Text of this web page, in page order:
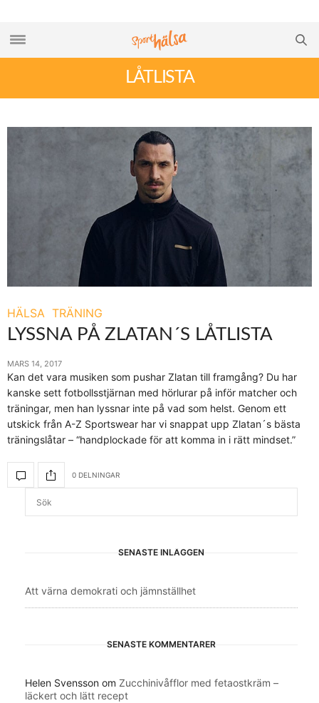
LÅTLISTA
HÄLSA TRÄNING
LYSSNA PÅ ZLATAN´S LÅTLISTA
MARS 14, 2017
Kan det vara musiken som pushar Zlatan till framgång? Du har
kanske sett fotbollsstjärnan med hörlurar på inför matcher och
träningar, men han lyssnar inte på vad som helst. Genom ett
utskick från A-Z Sportswear har vi snappat upp Zlatan´s bästa
träningslåtar – “handplockade för att komma in i rätt mindset.”
0 DELNINGAR
SENASTE INLÄGGEN
Att värna demokrati och jämnställhet
SENASTE KOMMENTARER
Helen Svensson om Zucchinivåfflor med fetaostkräm –
läckert och lätt recept